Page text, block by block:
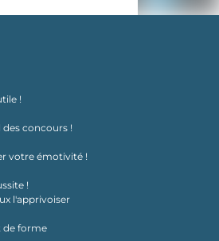
!
concours !
votre émotivité !
!
l'apprivoiser
de forme